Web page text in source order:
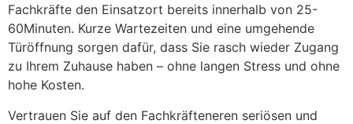
Fachkräfte den Einsatzort bereits innerhalb von 25-
60Minuten. Kurze Wartezeiten und eine umgehende
Türöffnung sorgen dafür, dass Sie rasch wieder Zugang
zu Ihrem Zuhause haben – ohne langen Stress und ohne
hohe Kosten.
Vertrauen Sie auf den Fachkräfteneren seriösen und